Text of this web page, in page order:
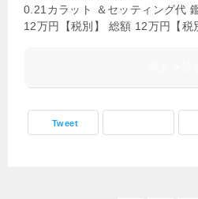
0.21カラット ＆セッティング
12万円【税別】 総額 12万円【
Tweet